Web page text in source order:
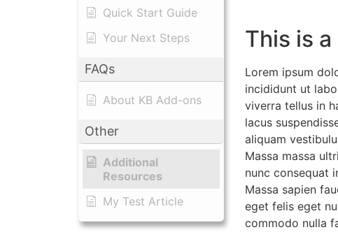
Quick Start Guide
Your Next Steps
FAQs
About KB Add-ons
Other
Additional
Resources
My Test Article
This is
Lorem ipsum
incididunt ut
viverra tellus in
lacus
aliquam
Massa massa
nunc consequat
Massa sapien
eget felis eget
commodo nulla